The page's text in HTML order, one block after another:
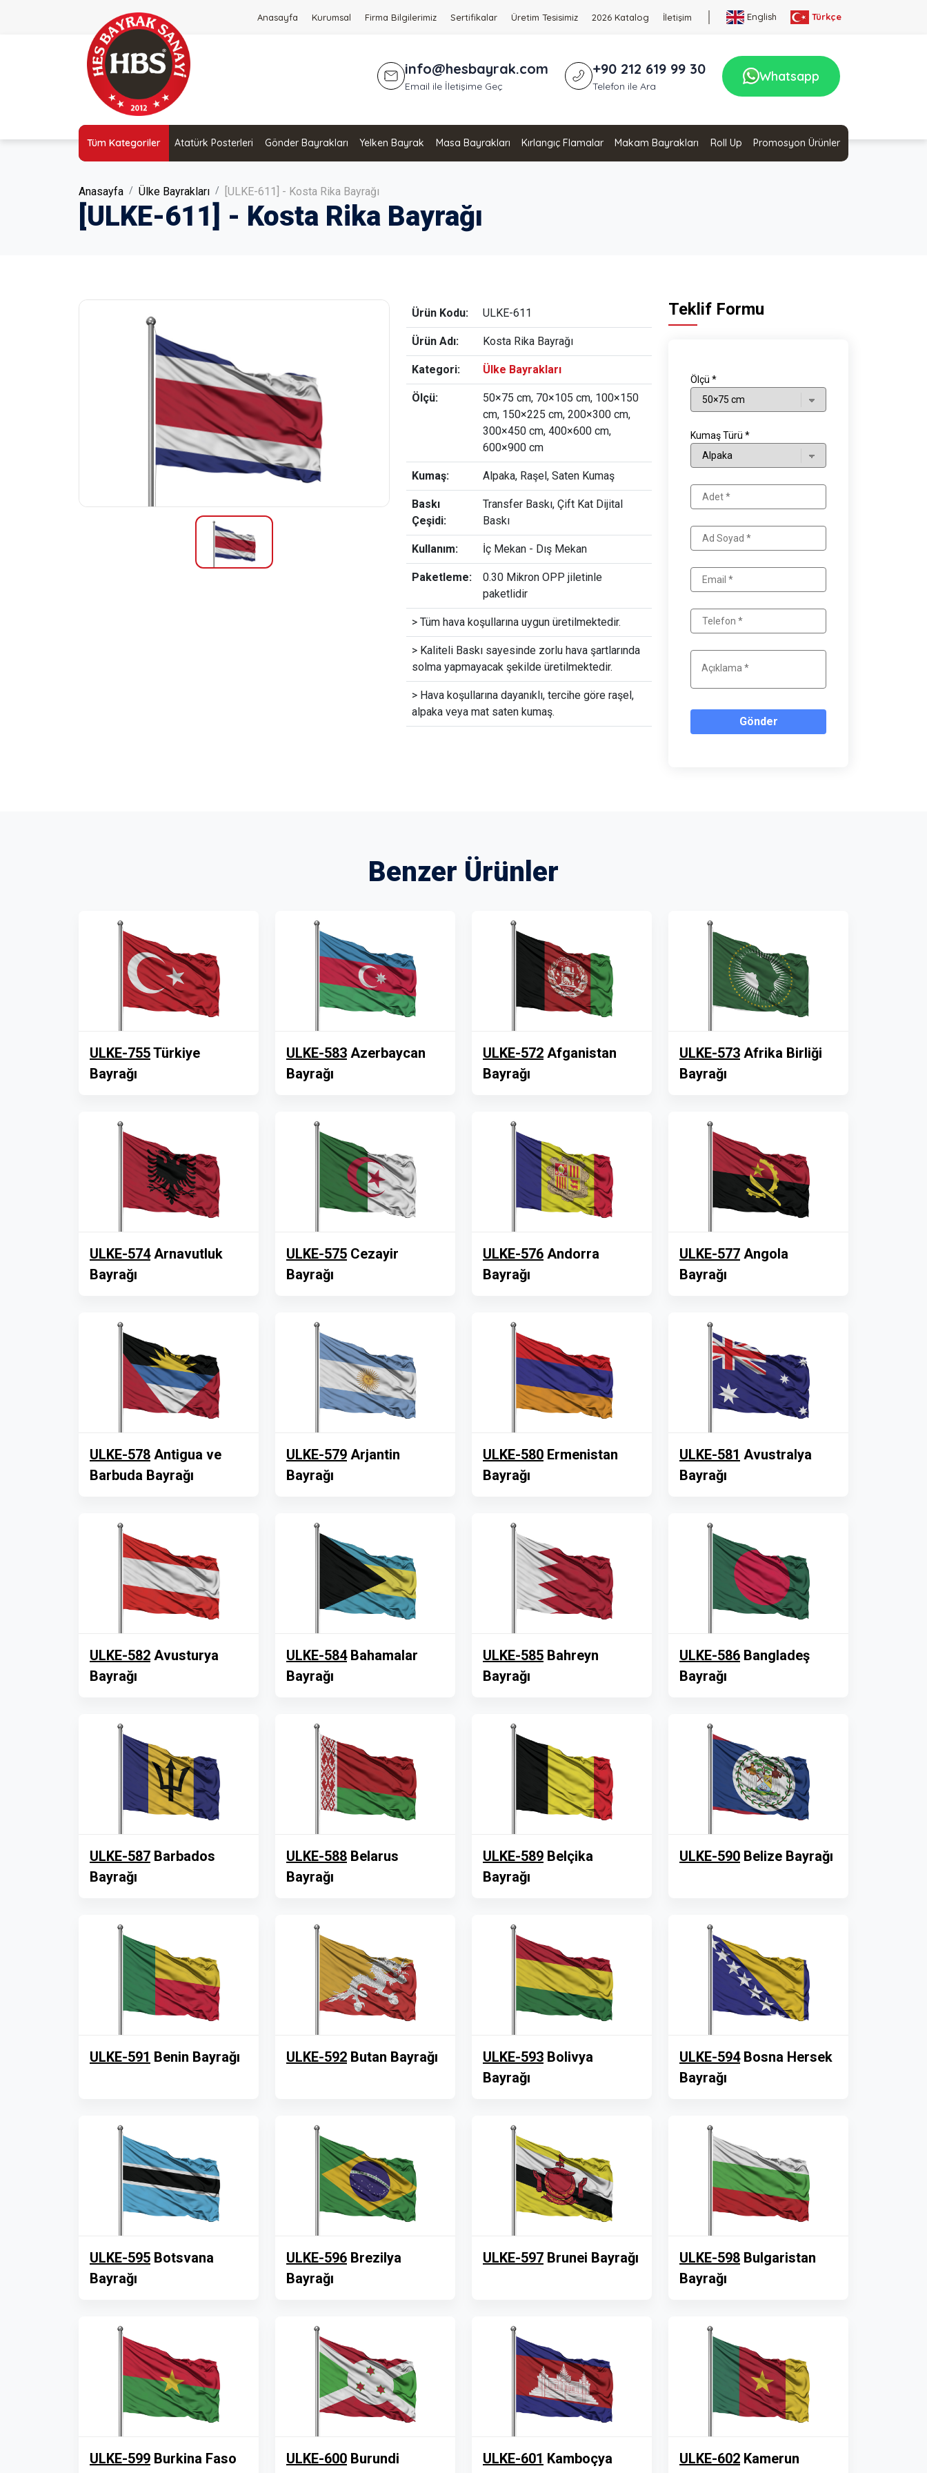
Anasayfa Kurumsal Firma Bilgilerimiz Sertifikalar Üretim Tesisimiz 2026 Katalog İletişim English Türkçe
info@hesbayrak.com
Email ile İletişime Geç
+90 212 619 99 30
Telefon ile Ara
Whatsapp
Tüm Kategoriler Atatürk Posterleri Gönder Bayrakları Yelken Bayrak Masa Bayrakları Kırlangıç Flamalar Makam Bayrakları Roll Up Promosyon Ürünler
Anasayfa Ülke Bayrakları [ULKE-611] - Kosta Rika Bayrağı
[ULKE-611] - Kosta Rika Bayrağı
Ürün Kodu: ULKE-611
Ürün Adı: Kosta Rika Bayrağı
Kategori: Ülke Bayrakları
Ölçü:
50×75 cm, 70×105 cm, 100×150
cm, 150×225 cm, 200×300 cm,
300×450 cm, 400×600 cm,
600×900 cm
Kumaş: Alpaka, Raşel, Saten Kumaş
Baskı
Çeşidi:
Transfer Baskı, Çift Kat Dijital
Baskı
Kullanım: İç Mekan - Dış Mekan
Paketleme:
0.30 Mikron OPP jiletinle
paketlidir
> Tüm hava koşullarına uygun üretilmektedir.
> Kaliteli Baskı sayesinde zorlu hava şartlarında
solma yapmayacak şekilde üretilmektedir.
> Hava koşullarına dayanıklı, tercihe göre raşel,
alpaka veya mat saten kumaş.
Teklif Formu
Ölçü *
Kumaş Türü *
Gönder
Benzer Ürünler
ULKE-755Türkiye
Bayrağı
ULKE-583 Azerbaycan
Bayrağı
ULKE-572 Afganistan
Bayrağı
ULKE-573 Afrika Birliği
Bayrağı
ULKE-574Arnavutluk
Bayrağı
ULKE-575 Cezayir
Bayrağı
ULKE-576 Andorra
Bayrağı
ULKE-577 Angola
Bayrağı
ULKE-578 Antigua ve
Barbuda Bayrağı
ULKE-579 Arjantin
Bayrağı
ULKE-580 Ermenistan
Bayrağı
ULKE-581 Avustralya
Bayrağı
ULKE-582 Avusturya
Bayrağı
ULKE-584Bahamalar
Bayrağı
ULKE-585 Bahreyn
Bayrağı
ULKE-586 Bangladeş
Bayrağı
ULKE-587 Barbados
Bayrağı
ULKE-588 Belarus
Bayrağı
ULKE-589 Belçika
Bayrağı
ULKE-590 Belize Bayrağı
ULKE-591 Benin Bayrağı ULKE-592 Butan Bayrağı ULKE-593 Bolivya
Bayrağı
ULKE-594Bosna Hersek
Bayrağı
ULKE-595 Botsvana
Bayrağı
ULKE-596 Brezilya
Bayrağı
ULKE-597 Brunei Bayrağı ULKE-598 Bulgaristan
Bayrağı
ULKE-599 Burkina Faso
ULKE-600 Burundi
ULKE-601 Kamboçya
ULKE-602 Kamerun